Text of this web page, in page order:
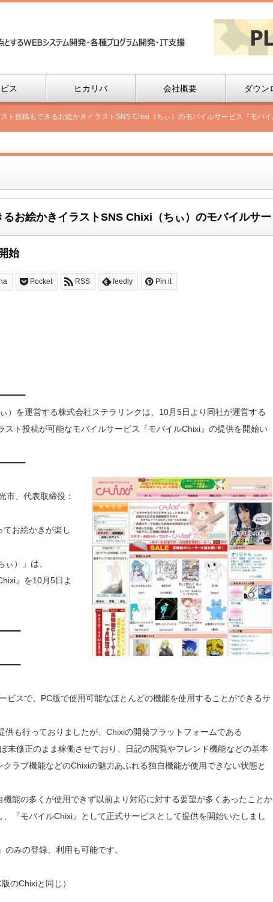
ス ヒカリバ 会社概要 ダウン
ト投稿もできるお絵かきイラストSNS Chixi（ちぃ）のモバイルサービス『モバ
お絵かきイラストSNS Chixi（ちぃ）のモバイルサー
始
Pocket RSS feedly Pin it
）を運営する株式会社ステラリンクは、10月5日より同社が運営する
スト投稿が可能なモバイルサービス『モバイルChixi』の提供を開始い
市、代表取締役：
お絵かきが楽し
）」は、
』を10月5日よ
ビスで、PC版で使用可能なほとんどの機能を使用することができるサ
も行っておりましたが、Chixiの開発プラットフォームである
未修正のまま稼働させており、日記の閲覧やフレンド機能などの基本
ラブ機能などのChixiの魅力あふれる独自機能が使用できない状態と
能の多くが使用できず以前より対応に対する要望が多くあったことか
『モバイルChixi』として正式サービスとして提供を開始いたしまし
みの登録、利用も可能です。
版のChixiと同じ）